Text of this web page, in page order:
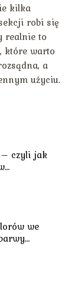
kilka
robi się
realnie to
które warto
a
użyciu.
czyli jak
we